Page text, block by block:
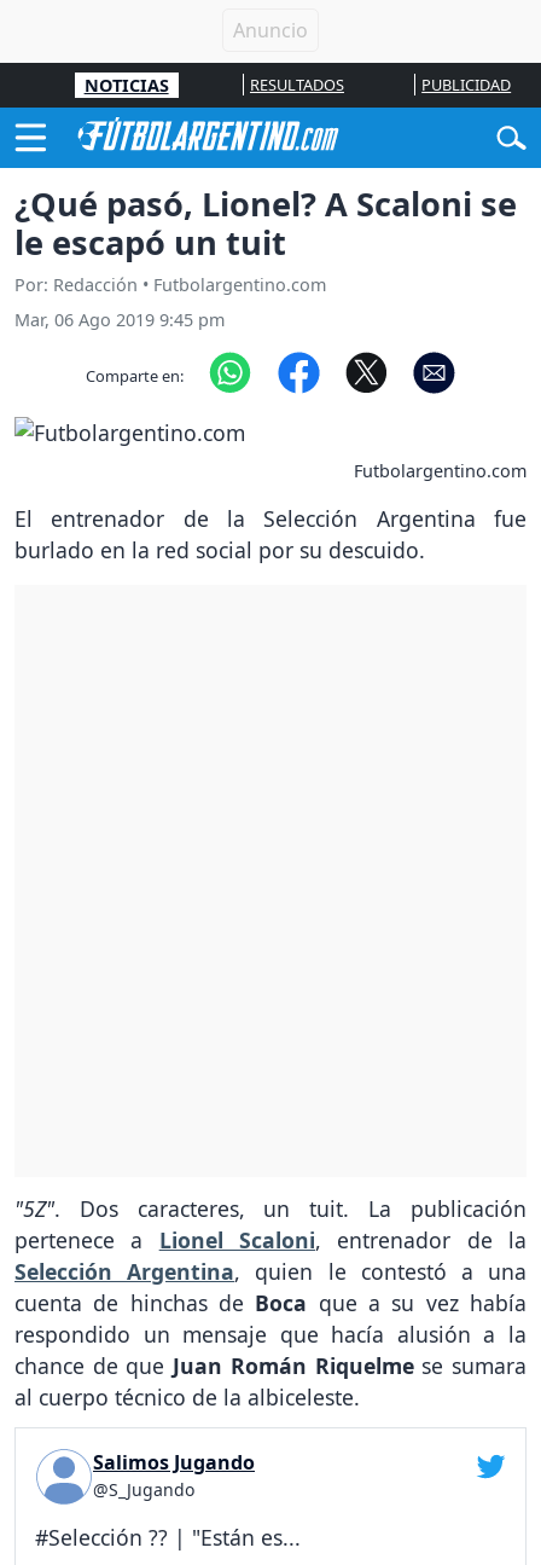
NOTICIAS RESULTADOS PUBLICIDAD
¿Qué pasó, Lionel? A Scaloni se
le escapó un tuit
Por: Redacción • Futbolargentino.com
Mar, 06 Ago 2019 9:45 pm
Comparte en:
Futbolargentino.com
El entrenador de la Selección Argentina fue
burlado en la red social por su descuido.
"5Z". Dos caracteres, un tuit. La publicación
pertenece a Lionel Scaloni, entrenador de la
Selección Argentina, quien le contestó a una
cuenta de hinchas de Boca que a su vez había
respondido un mensaje que hacía alusión a la
chance de que Juan Román Riquelmese sumara
al cuerpo técnico de la albiceleste.
Salimos Jugando
@S_Jugando
#Selección ?? | "Están es...